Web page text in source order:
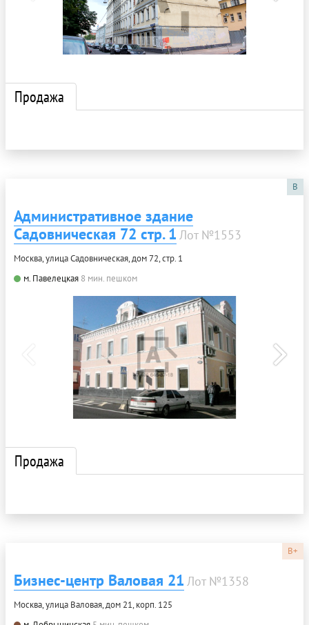
Продажа
B
Административное здание
Садовническая 72 стр. 1 Лот №1553
Москва, улица Садовническая, дом 72, стр. 1
м. Павелецкая 8 мин. пешком
Продажа
B+
Бизнес-центр Валовая 21 Лот №1358
Москва, улица Валовая, дом 21, корп. 125